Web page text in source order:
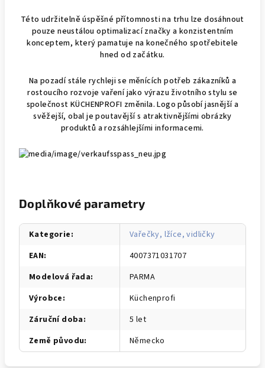
Této udržitelně úspěšné přítomnosti na trhu lze dosáhnout
pouze neustálou optimalizací značky a konzistentním
konceptem, který pamatuje na konečného spotřebitele
hned od začátku.
Na pozadí stále rychleji se měnících potřeb zákazníků a
rostoucího rozvoje vaření jako výrazu životního stylu se
společnost KÜCHENPROFI změnila. Logo působí jasnější a
svěžejší, obal je poutavější s atraktivnějšími obrázky
produktů a rozsáhlejšími informacemi.
Doplňkové parametry
Kategorie:
Vařečky, lžíce, vidličky
EAN:
4007371031707
Modelová řada:
PARMA
Výrobce:
Küchenprofi
Záruční doba:
5 let
Země původu: Německo